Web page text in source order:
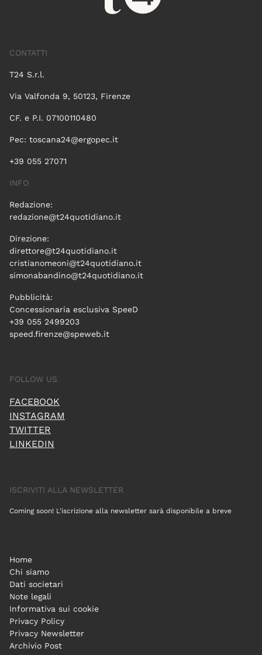
CONTATTI
T24 S.r.l.
Via Valfonda 9, 50123, Firenze
CF. e P.I. 07100110480
Pec: toscana24@ergopec.it
+39 055 27071
INFO
Redazione:
redazione@t24quotidiano.it
Direzione:
direttore@t24quotidiano.it
cristianomeoni@t24quotidiano.it
simonabandino@t24quotidiano.it
Pubblicità:
Concessionaria esclusiva SpeeD
+39 055 2499203
speed.firenze@speweb.it
FOLLOW US
FACEBOOK
INSTAGRAM
TWITTER
LINKEDIN
ISCRIVITI ALLA NEWSLETTER
Coming soon! L'iscrizione alla newsletter sarà disponibile a breve
Home
Chi siamo
Dati societari
Note legali
Informativa sui cookie
Privacy Policy
Privacy Newsletter
Archivio Post